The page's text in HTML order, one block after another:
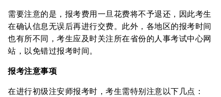
需要注意的是，报考费用一旦花费将不予退还，因此考生
在确认信息无误后再进行交费。此外，各地区的报考时间
也有所不同，考生应及时关注所在省份的人事考试中心网
站，以免错过报考时间。
报考注意事项
在进行初级注安师报考时，考生需特别注意以下几点：